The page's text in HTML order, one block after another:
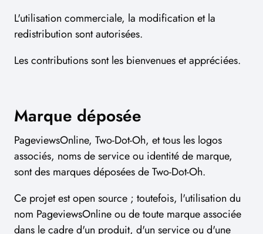
L'utilisation commerciale, la modification et la
redistribution sont autorisées.
Les contributions sont les bienvenues et appréciées.
Marque déposée
PageviewsOnline, Two-Dot-Oh, et tous les logos
associés, noms de service ou identité de marque,
sont des marques déposées de Two-Dot-Oh.
Ce projet est open source ; toutefois, l'utilisation du
nom PageviewsOnline ou de toute marque associée
dans le cadre d'un produit, d'un service ou d'une